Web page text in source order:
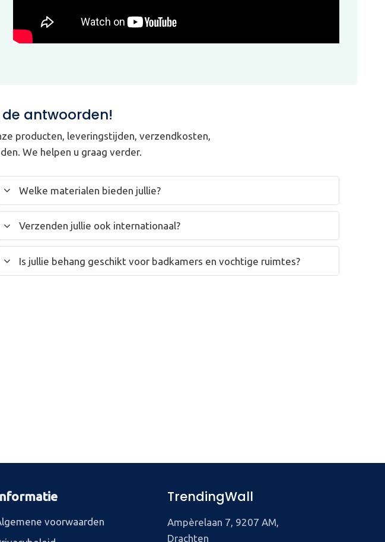
antwoorden!
producten, leveringstijden, verzendkosten,
We helpen u graag verder.
Welke materialen bieden jullie?
Verzenden jullie ook internationaal?
Is jullie behang geschikt voor badkamers en vochtige ruimtes?
voorwaarden
TrendingWall
Ampèrelaan 7, 9207 AM,
Drachten